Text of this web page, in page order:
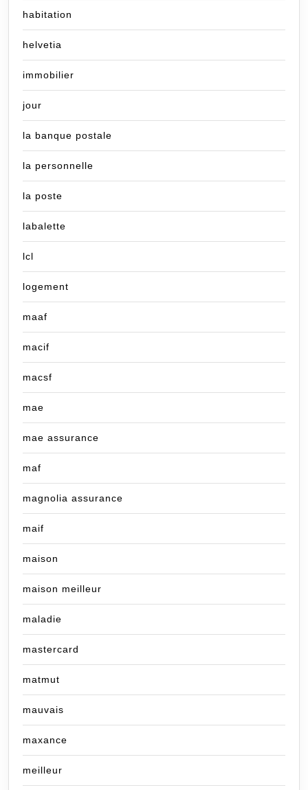
habitation
helvetia
immobilier
jour
la banque postale
la personnelle
la poste
labalette
lcl
logement
maaf
macif
macsf
mae
mae assurance
maf
magnolia assurance
maif
maison
maison meilleur
maladie
mastercard
matmut
mauvais
maxance
meilleur